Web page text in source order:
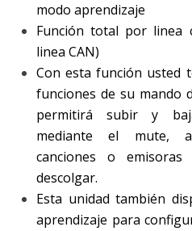
modo aprendizaje
Función total por linea
linea CAN)
Con esta función usted
funciones de su mando
permitirá subir y
mediante el mute,
canciones o
descolgar.
Esta unidad también
aprendizaje para